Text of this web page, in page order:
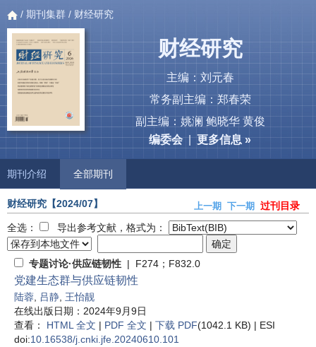
/ 期刊集群 / 财经研究
财经研究
主编：刘元春
常务副主编：郑春荣
副主编：姚澜 鲍晓华 黄俊
编委会|更多信息 »
期刊介绍 全部期刊
财经研究 【2024/07】 上一期 下一期
过刊目录
全选：
导出参考文献，格式为：
专题讨论·供应链韧性 | F274；F832.0
党建生态群与供应链韧性
陆蓉 吕静 王怡靓
在线出版日期：2024年9月9日
查看： HTML 全文 | PDF 全文 | 下载 PDF(1042.1 KB) | ESI
doi:10.16538/j.cnki.jfe.20240610.101